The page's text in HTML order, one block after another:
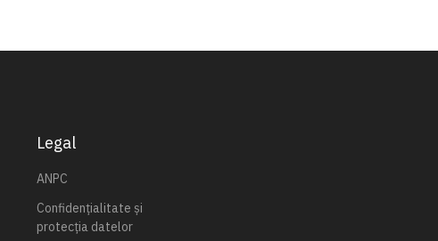
Legal
ANPC
Confidențialitate și
protecția datelor